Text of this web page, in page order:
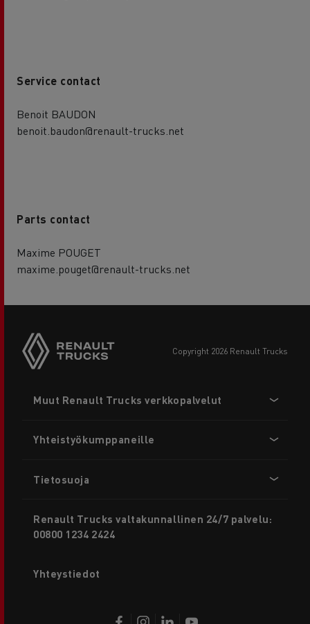
Service contact
Benoit BAUDON
benoit.baudon@renault-trucks.net
Parts contact
Maxime POUGET
maxime.pouget@renault-trucks.net
copyright 2026 Renault Trucks
menu
Muut Renault Trucks verkkopalvelut
Yhteistyökumppaneille
Tietosuoja
Renault Trucks valtakunnallinen 24/7 palvelu:
00800 1234 2424
Yhteystiedot